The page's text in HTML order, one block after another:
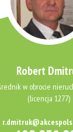
Robert
w obrocie
(licencja 1277)